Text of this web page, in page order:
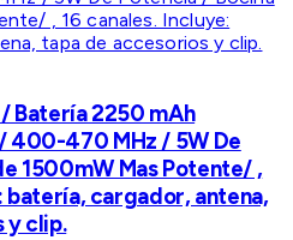
Batería 2250 mAh
400-470 MHz / 5W De
1500mW Mas Potente/ ,
batería, cargador, antena,
y clip.